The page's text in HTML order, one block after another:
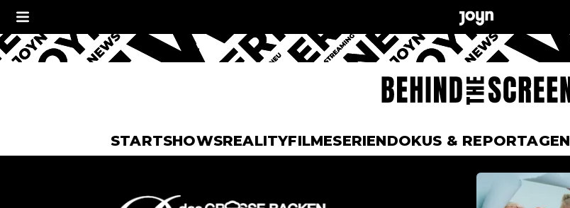
STARTSHOWSREALITYFILMESERIENDOKUS & REPORTAGEN